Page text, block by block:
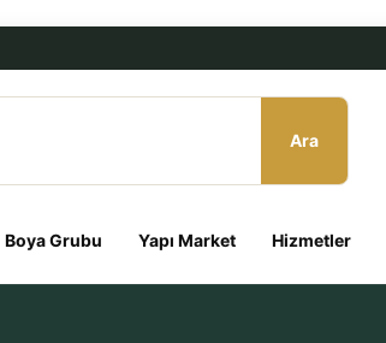
Ara
Boya Grubu Yapı Market Hizmetler